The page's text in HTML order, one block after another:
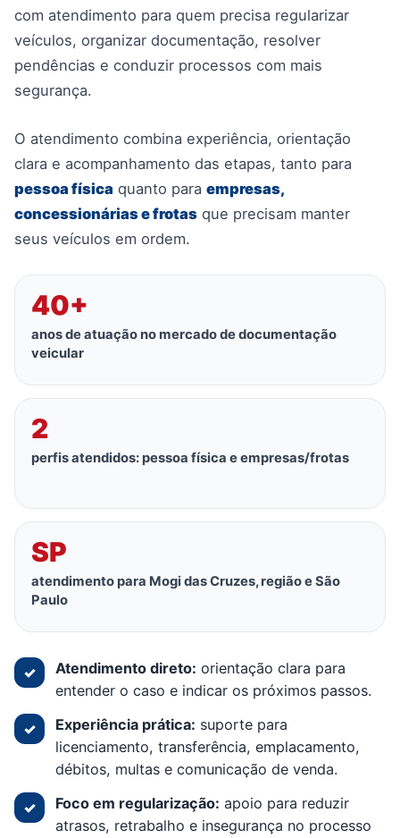
com atendimento para quem precisa regularizar
veículos, organizar documentação, resolver
pendências e conduzir processos com mais
segurança.
O atendimento combina experiência, orientação
clara e acompanhamento das etapas, tanto para
pessoa física quanto para empresas,
concessionárias e frotas que precisam manter
seus veículos em ordem.
40+
anos de atuação no mercado de documentação
veicular
2
perfis atendidos: pessoa física e empresas/frotas
SP
atendimento para Mogi das Cruzes, região e São
Paulo
✓ Atendimento direto: orientação clara para
entender o caso e indicar os próximos passos.
✓ Experiência prática: suporte para
licenciamento, transferência, emplacamento,
débitos, multas e comunicação de venda.
✓ Foco em regularização: apoio para reduzir
atrasos, retrabalho e insegurança no processo